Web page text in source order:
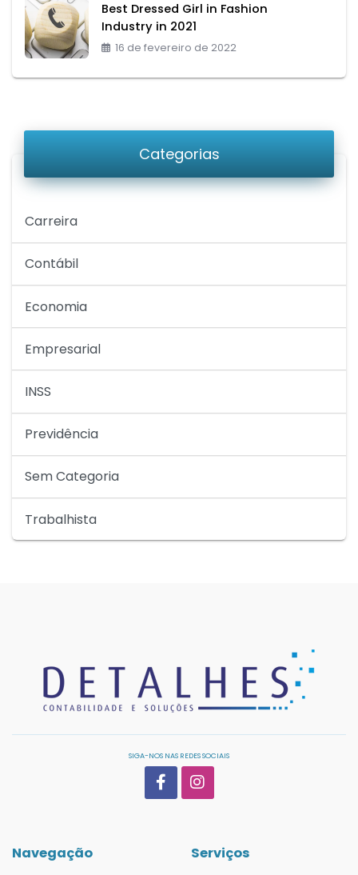
Best Dressed Girl in Fashion
Industry in 2021
16 de fevereiro de 2022
Categorias
Carreira
Contábil
Economia
Empresarial
INSS
Previdência
Sem Categoria
Trabalhista
SIGA-NOS NAS REDES SOCIAIS
Navegação Serviços